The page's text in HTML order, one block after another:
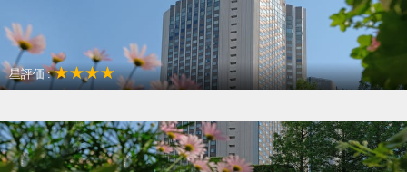
星評価 :★★★★
アクセスが良い